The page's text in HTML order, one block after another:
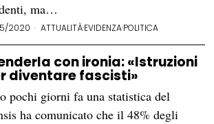
ma…
2020 ATTUALITÀ·EVIDENZA·POLITICA
con ironia: «Istruzioni
diventare fascisti»
pochi giorni fa una statistica del
ha comunicato che il 48% degli